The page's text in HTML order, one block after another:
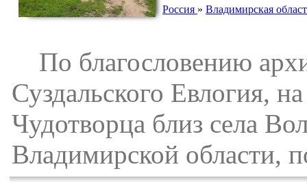
Россия » Владимирская
По благословению
Суздальского Евлогия,
Чудотворца близ села
Владимирской области,